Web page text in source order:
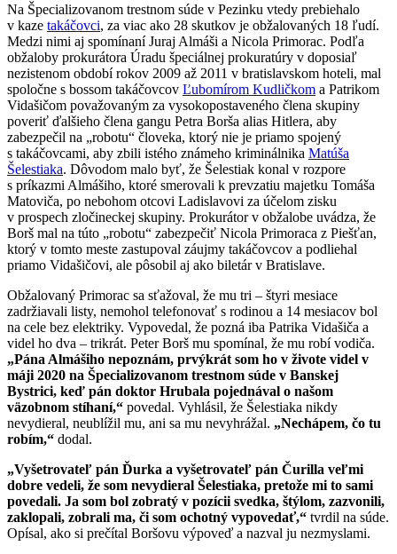
Na Špecializovanom trestnom súde v Pezinku vtedy prebiehalo
v kaze takáčovci, za viac ako 28 skutkov je obžalovaných 18 ľudí.
Medzi nimi aj spomínaní Juraj Almáši a Nicola Primorac. Podľa
obžaloby prokurátora Úradu špeciálnej prokuratúry v doposiaľ
nezistenom období rokov 2009 až 2011 v bratislavskom hoteli, mal
spoločne s bossom takáčovcov Ľubomírom Kudličkom a Patrikom
Vidašičom považovaným za vysokopostaveného člena skupiny
poveriť ďalšieho člena gangu Petra Borša alias Hitlera, aby
zabezpečil na „robotu“ človeka, ktorý nie je priamo spojený
s takáčovcami, aby zbili istého známeho kriminálnika Matúša
Šelestiaka. Dôvodom malo byť, že Šelestiak konal v rozpore
s príkazmi Almášiho, ktoré smerovali k prevzatiu majetku Tomáša
Matoviča, po nebohom otcovi Ladislavovi za účelom zisku
v prospech zločineckej skupiny. Prokurátor v obžalobe uvádza, že
Borš mal na túto „robotu“ zabezpečiť Nicola Primoraca z Piešťan,
ktorý v tomto meste zastupoval záujmy takáčovcov a podliehal
priamo Vidašičovi, ale pôsobil aj ako biletár v Bratislave.
Obžalovaný Primorac sa sťažoval, že mu tri – štyri mesiace
zadržiavali listy, nemohol telefonovať s rodinou a 14 mesiacov bol
na cele bez elektriky. Vypovedal, že pozná iba Patrika Vidašiča a
videl ho dva – trikrát. Peter Borš mu spomínal, že mu robí vodiča.
„Pána Almášiho nepoznám, prvýkrát som ho v živote videl v
máji 2020 na Špecializovanom trestnom súde v Banskej
Bystrici, keď pán doktor Hrubala pojednával o našom
väzobnom stíhaní,“ povedal. Vyhlásil, že Šelestiaka nikdy
nevydieral, neublížil mu, ani sa mu nevyhrážal. „Nechápem, čo tu
robím,“ dodal.
„Vyšetrovateľ pán Ďurka a vyšetrovateľ pán Čurilla veľmi
dobre vedeli, že som nevydieral Šelestiaka, pretože mi to sami
povedali. Ja som bol zobratý v pozícii svedka, štýlom, zazvonili,
zaklopali, zobrali ma, či som ochotný vypovedať,“ tvrdil na súde.
Opísal, ako si prečítal Boršovu výpoveď a nazval ju nezmyslami.